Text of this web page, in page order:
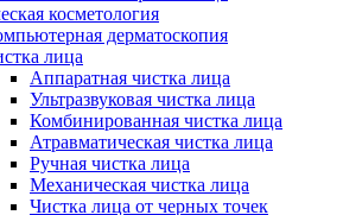
косметология
дерматоскопия
лица
Аппаратная чистка лица
Ультразвуковая чистка лица
Комбинированная чистка лица
Атравматическая чистка лица
Ручная чистка лица
Механическая чистка лица
Чистка лица от черных точек